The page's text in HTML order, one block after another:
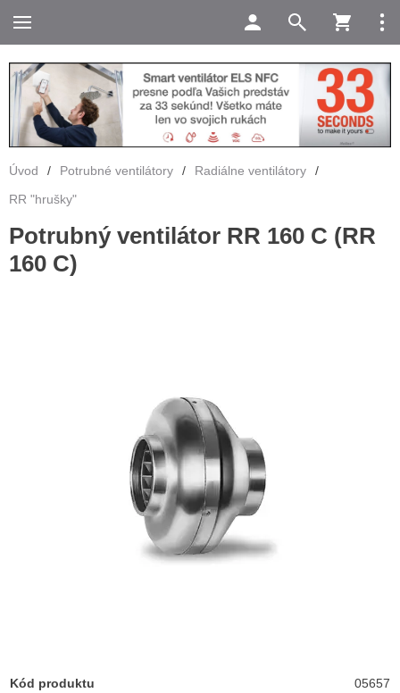
Úvod / Potrubné ventilátory / Radiálne ventilátory
/
RR "hrušky"
Potrubný ventilátor RR 160 C (RR
160 C)
Kód produktu
05657